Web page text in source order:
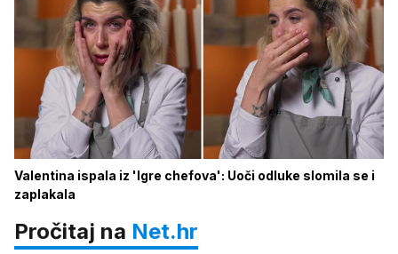
Valentina ispala iz 'Igre chefova': Uoči odluke slomila se i
zaplakala
Pročitaj na Net.hr